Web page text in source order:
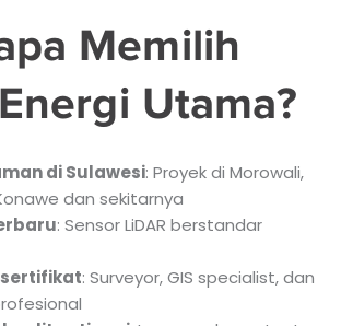
Memilih
Utama?
di Sulawesi: Proyek di Morowali,
dan sekitarnya
: Sensor LiDAR berstandar
: Surveyor, GIS specialist, dan